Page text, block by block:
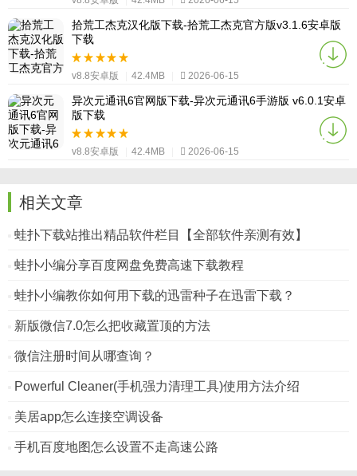
拾荒工杰克汉化版下载-拾荒工杰克官方版v3.1.6安卓版
下载
v8.8安卓版 42.4MB 2026-06-15
异次元通讯6官网版下载-异次元通讯6手游版 v6.0.1安卓
版下载
v8.8安卓版 42.4MB 2026-06-15
相关文章
蛙扑下载站推出精品软件栏目【全部软件亲测有效】
蛙扑小编分享百度网盘免费高速下载教程
蛙扑小编教你如何用下载的迅雷种子在迅雷下载？
新版微信7.0怎么把收藏置顶的方法
微信注册时间从哪查询？
Powerful Cleaner(手机强力清理工具)使用方法介绍
美居app怎么连接空调设备
手机百度地图怎么设置不走高速公路